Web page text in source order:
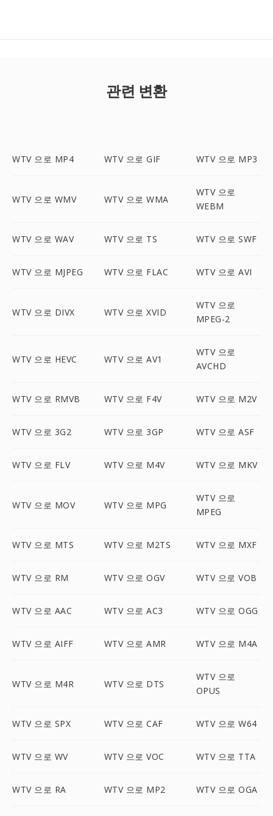
관련 변환
WTV 으로 MP4 WTV 으로 GIF WTV 으로 MP3
WTV 으로 WMV WTV 으로 WMA
WTV 으로
WEBM
WTV 으로 WAV WTV 으로 TS WTV 으로 SWF
WTV 으로 MJPEG WTV 으로 FLAC WTV 으로 AVI
WTV 으로 DIVX WTV 으로 XVID
WTV 으로
MPEG-2
WTV 으로 HEVC WTV 으로 AV1
WTV 으로
AVCHD
WTV 으로 RMVB WTV 으로 F4V WTV 으로 M2V
WTV 으로 3G2 WTV 으로 3GP WTV 으로 ASF
WTV 으로 FLV WTV 으로 M4V WTV 으로 MKV
WTV 으로 MOV WTV 으로 MPG
WTV 으로
MPEG
WTV 으로 MTS WTV 으로 M2TS WTV 으로 MXF
WTV 으로 RM WTV 으로 OGV WTV 으로 VOB
WTV 으로 AAC WTV 으로 AC3 WTV 으로 OGG
WTV 으로 AIFF WTV 으로 AMR WTV 으로 M4A
WTV 으로 M4R WTV 으로 DTS
WTV 으로
OPUS
WTV 으로 SPX WTV 으로 CAF WTV 으로 W64
WTV 으로 WV WTV 으로 VOC WTV 으로 TTA
WTV 으로 RA WTV 으로 MP2 WTV 으로 OGA